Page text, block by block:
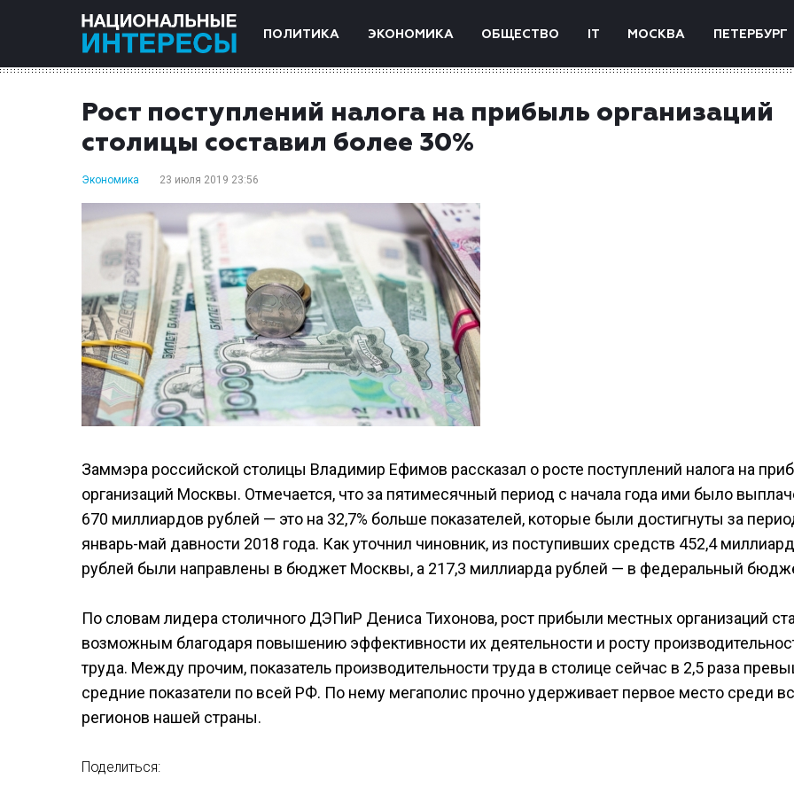
ПОЛИТИКА ЭКОНОМИКА ОБЩЕСТВО IT МОСКВА ПЕТЕРБУРГ
Рост поступлений налога на прибыль организаций
столицы составил более 30%
Экономика 23 июля 2019 23:56
Заммэра российской столицы Владимир Ефимов рассказал о росте поступлений налога на
организаций Москвы. Отмечается, что за пятимесячный период с начала года ими было
670 миллиардов рублей — это на 32,7% больше показателей, которые были достигнуты за
январь-май давности 2018 года. Как уточнил чиновник, из поступивших средств 452,4
рублей были направлены в бюджет Москвы, а 217,3 миллиарда рублей — в федеральный
По словам лидера столичного ДЭПиР Дениса Тихонова, рост прибыли местных организаций
возможным благодаря повышению эффективности их деятельности и росту
труда. Между прочим, показатель производительности труда в столице сейчас в 2,5 раза
средние показатели по всей РФ. По нему мегаполис прочно удерживает первое место среди
регионов нашей страны.
Поделиться: